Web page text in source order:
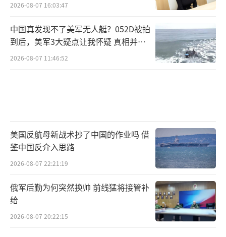
2026-08-07 16:03:47
中国真发现不了美军无人艇？052D被拍
到后，美军3大疑点让我怀疑 真相并非
如此
2026-08-07 11:46:52
美国反航母新战术抄了中国的作业吗 借
鉴中国反介入思路
2026-08-07 22:21:19
俄军后勤为何突然换帅 前线猛将接管补
给
2026-08-07 20:22:15